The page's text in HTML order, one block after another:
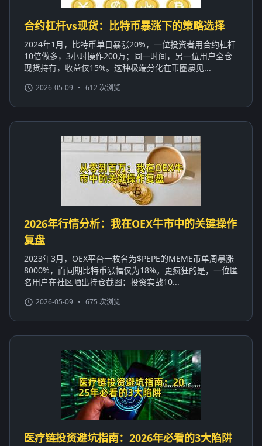
合约杠杆vs现货：比特币暴涨下的策略选择
2024年1月，比特币单日暴涨20%，一位投资者用合约杠杆
10倍做多，3小时操作200万；同一时间，另一位用户全仓
现货持有，收益仅15%。这种极端分化在币圈屡见...
2026-05-09 • 612 次浏览
2026年行情分析：我在OEX牛市中的关键操作
复盘
2023年3月，OEX平台一枚名为$PEPE的MEME币单周暴涨
8000%，而同期比特币涨幅仅为18%。更疯狂的是，一位匿
名用户在社区晒出持仓截图：投资实战10...
2026-05-09 • 675 次浏览
医疗链投资避坑指南：2026年必看的3大陷阱